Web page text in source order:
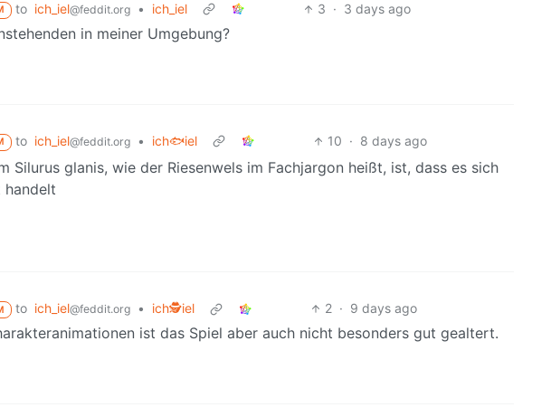
to ich_iel@feddit.org • ich_iel 3 · 3 days ago
in meiner Umgebung?
to ich_iel@feddit.org • ich🐟iel 10 · 8 days ago
Silurus glanis, wie der Riesenwels im Fachjargon heißt, ist, dass es sich
handelt
to ich_iel@feddit.org • ich🕵iel 2 · 9 days ago
ist das Spiel aber auch nicht besonders gut gealtert.